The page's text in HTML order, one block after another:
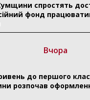
спростять
фонд
Вчора
до першого
розпочав